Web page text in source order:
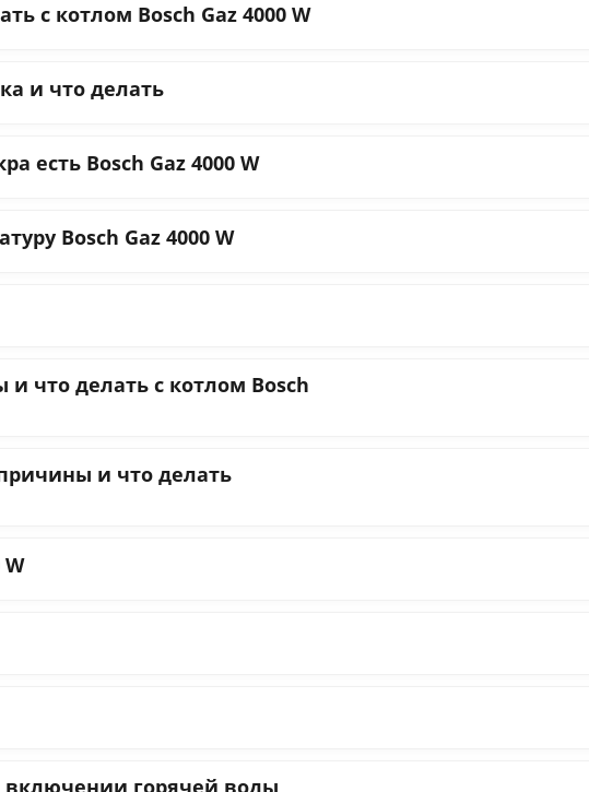
с котлом Bosch Gaz 4000 W
и что делать
есть Bosch Gaz 4000 W
Bosch Gaz 4000 W
что делать с котлом Bosch
и что делать
включении горячей воды